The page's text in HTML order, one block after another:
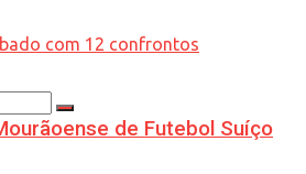
de Futebol Suíço